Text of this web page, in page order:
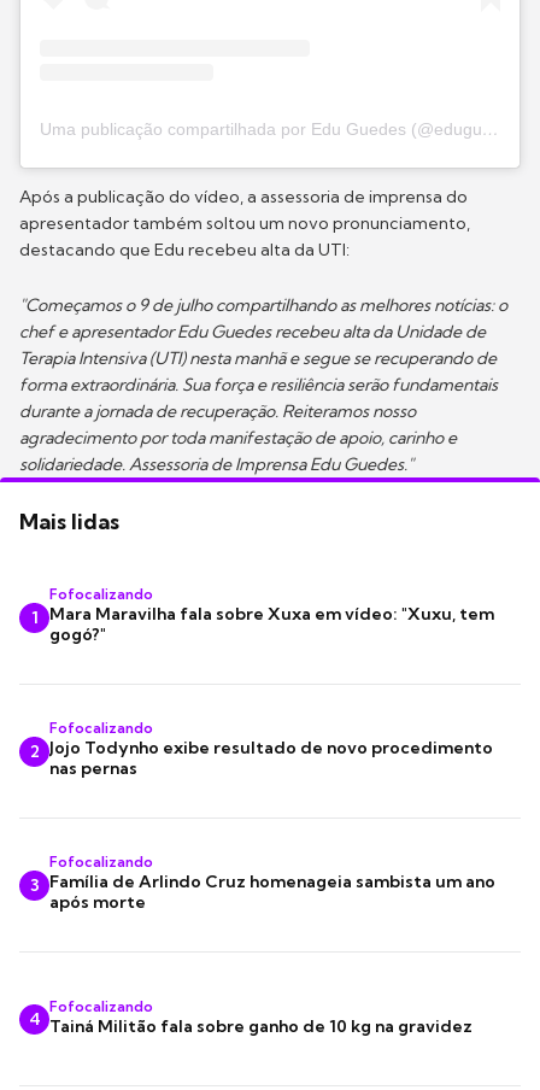
Uma publicação compartilhada por Edu Guedes (@eduguedesoficial)
Após a publicação do vídeo, a assessoria de imprensa do
apresentador também soltou um novo pronunciamento,
destacando que Edu recebeu alta da UTI:
"Começamos o 9 de julho compartilhando as melhores notícias: o
chef e apresentador Edu Guedes recebeu alta da Unidade de
Terapia Intensiva (UTI) nesta manhã e segue se recuperando de
forma extraordinária. Sua força e resiliência serão fundamentais
durante a jornada de recuperação. Reiteramos nosso
agradecimento por toda manifestação de apoio, carinho e
solidariedade. Assessoria de Imprensa Edu Guedes."
Mais lidas
1
Fofocalizando
Mara Maravilha fala sobre Xuxa em vídeo: "Xuxu, tem
gogó?"
2
Fofocalizando
Jojo Todynho exibe resultado de novo procedimento
nas pernas
3
Fofocalizando
Família de Arlindo Cruz homenageia sambista um ano
após morte
4
Fofocalizando
Tainá Militão fala sobre ganho de 10 kg na gravidez